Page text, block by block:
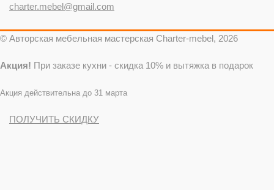
charter.mebel@gmail.com
© Авторская мебельная мастерская Charter-mebel, 2026
Акция! При заказе кухни - скидка 10% и вытяжка в подарок
Акция действительна до 31 марта
ПОЛУЧИТЬ СКИДКУ